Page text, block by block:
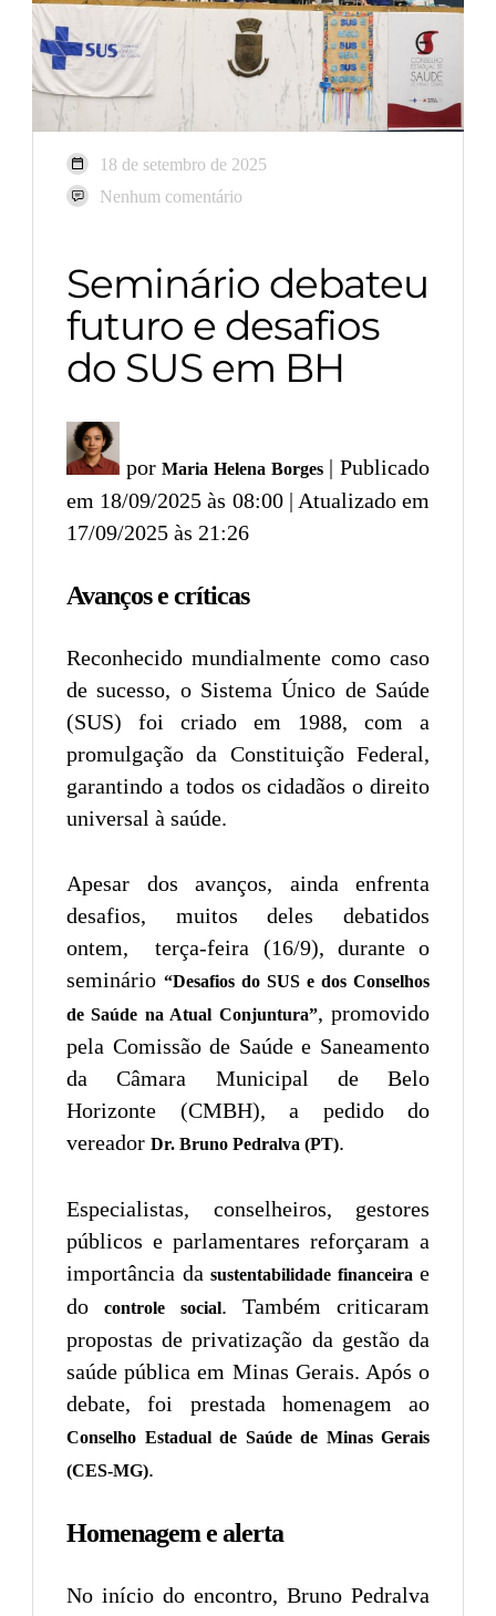
18 de setembro de 2025
Nenhum comentário
Seminário debateu
futuro e desafios
do SUS em BH
porMaria Helena Borges| Publicado
em 18/09/2025 às 08:00 | Atualizado em
17/09/2025 às 21:26
Avanços e críticas
Reconhecido mundialmente como caso
de sucesso, o Sistema Único de Saúde
(SUS) foi criado em 1988, com a
promulgação da Constituição Federal,
garantindo a todos os cidadãos o direito
universal à saúde.
Apesar dos avanços, ainda enfrenta
desafios, muitos deles debatidos
ontem, terça-feira (16/9), durante o
seminário “Desafios do SUS e dos Conselhos
de Saúde na Atual Conjuntura”, promovido
pela Comissão de Saúde e Saneamento
da Câmara Municipal de Belo
Horizonte (CMBH), a pedido do
vereador Dr. Bruno Pedralva (PT).
Especialistas, conselheiros, gestores
públicos e parlamentares reforçaram a
importância da sustentabilidade financeira e
docontrole social. Também criticaram
propostas de privatização da gestão da
saúde pública em Minas Gerais. Após o
debate, foi prestada homenagem ao
Conselho Estadual de Saúde de Minas Gerais
(CES-MG).
Homenagem e alerta
No início do encontro, Bruno Pedralva